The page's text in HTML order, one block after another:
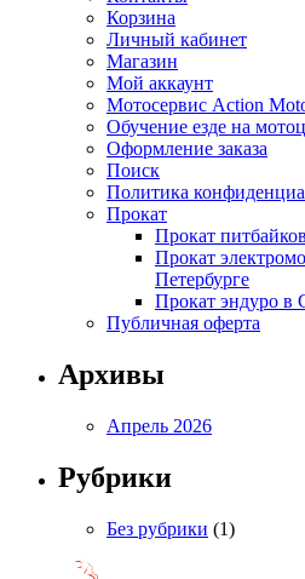
Корзина
Личный кабинет
Магазин
Мой аккаунт
Мотосервис Action
Обучение езде на
Оформление заказа
Поиск
Политика
Прокат
Прокат
Прокат
Петербурге
Прокат эндуро в
Публичная оферта
Архивы
Апрель 2026
Рубрики
Без рубрики (1)